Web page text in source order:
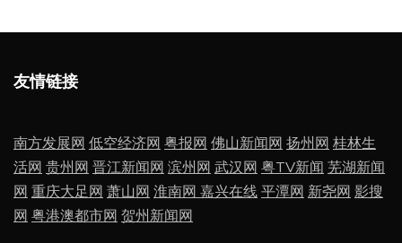
友情链接
南方发展网 低空经济网 粤报网 佛山新闻网 扬州网 桂林生
活网 贵州网 晋江新闻网 滨州网 武汉网 粤TV新闻 芜湖新闻
网 重庆大足网 萧山网 淮南网 嘉兴在线 平潭网 新尧网 影搜
网 粤港澳都市网 贺州新闻网